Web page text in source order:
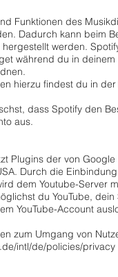
Funktionen des
Dadurch kann beim
werden.
während du in
hierzu findest du in
dass Spotify den
aus.
Plugins der von
Durch die
dem Youtube-Server
du YouTube,
YouTube-Account
zum Umgang von
intl/de/policies/privacy